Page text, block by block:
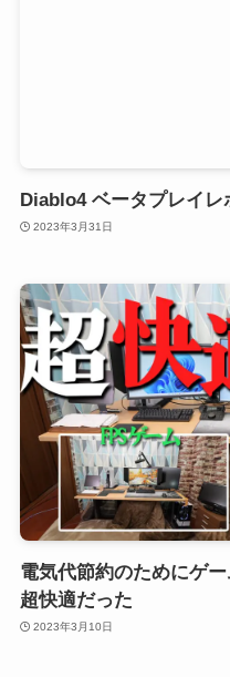
Diablo4 ベータプレイレ
2023年3月31日
電気代節約のためにゲ
超快適だった
2023年3月10日